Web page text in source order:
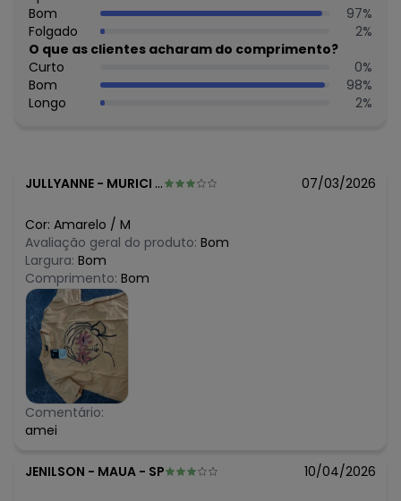
maio/2026 R$ 40,45
abril/2026 R$ 26,97
março/2026 R$ 26,97
fevereiro/2026 R$ 26,97
Bom
97%
Folgado
2%
O que as clientes acharam do comprimento?
Curto
0%
Bom
98%
Longo
2%
JULLYANNE - MURICI - AL 07/03/2026
Cor: Amarelo / M
Avaliação geral do produto: Bom
Largura: Bom
Comprimento: Bom
Comentário:
amei
JENILSON - MAUA - SP 10/04/2026